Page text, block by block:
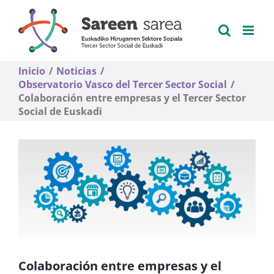
contenido
Inicio
Noticias
Observatorio Vasco del Tercer Sector Social
Colaboración entre empresas y el Tercer Sector
Social de Euskadi
Colaboración entre empresas y el